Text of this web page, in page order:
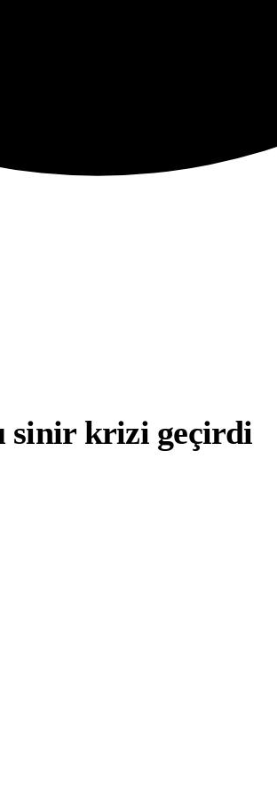
sinir krizi geçirdi